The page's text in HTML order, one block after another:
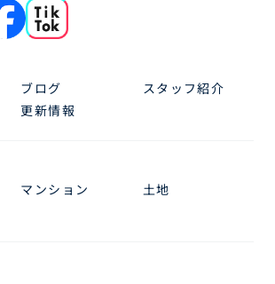
ブログ
スタッフ紹介
更新情報
マンション
土地